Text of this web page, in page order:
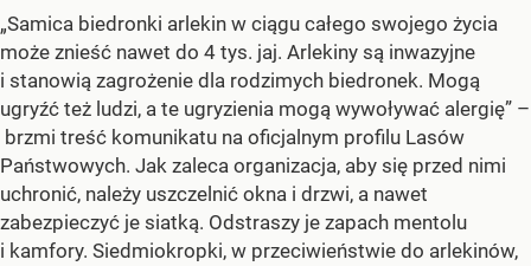
„Samica biedronki arlekin w ciągu całego swojego życia
może znieść nawet do 4 tys. jaj. Arlekiny są inwazyjne
i stanowią zagrożenie dla rodzimych biedronek. Mogą
ugryźć też ludzi, a te ugryzienia mogą wywoływać alergię” –
brzmi treść komunikatu na oficjalnym profilu Lasów
Państwowych. Jak zaleca organizacja, aby się przed nimi
uchronić, należy uszczelnić okna i drzwi, a nawet
zabezpieczyć je siatką. Odstraszy je zapach mentolu
i kamfory. Siedmiokropki, w przeciwieństwie do arlekinów,